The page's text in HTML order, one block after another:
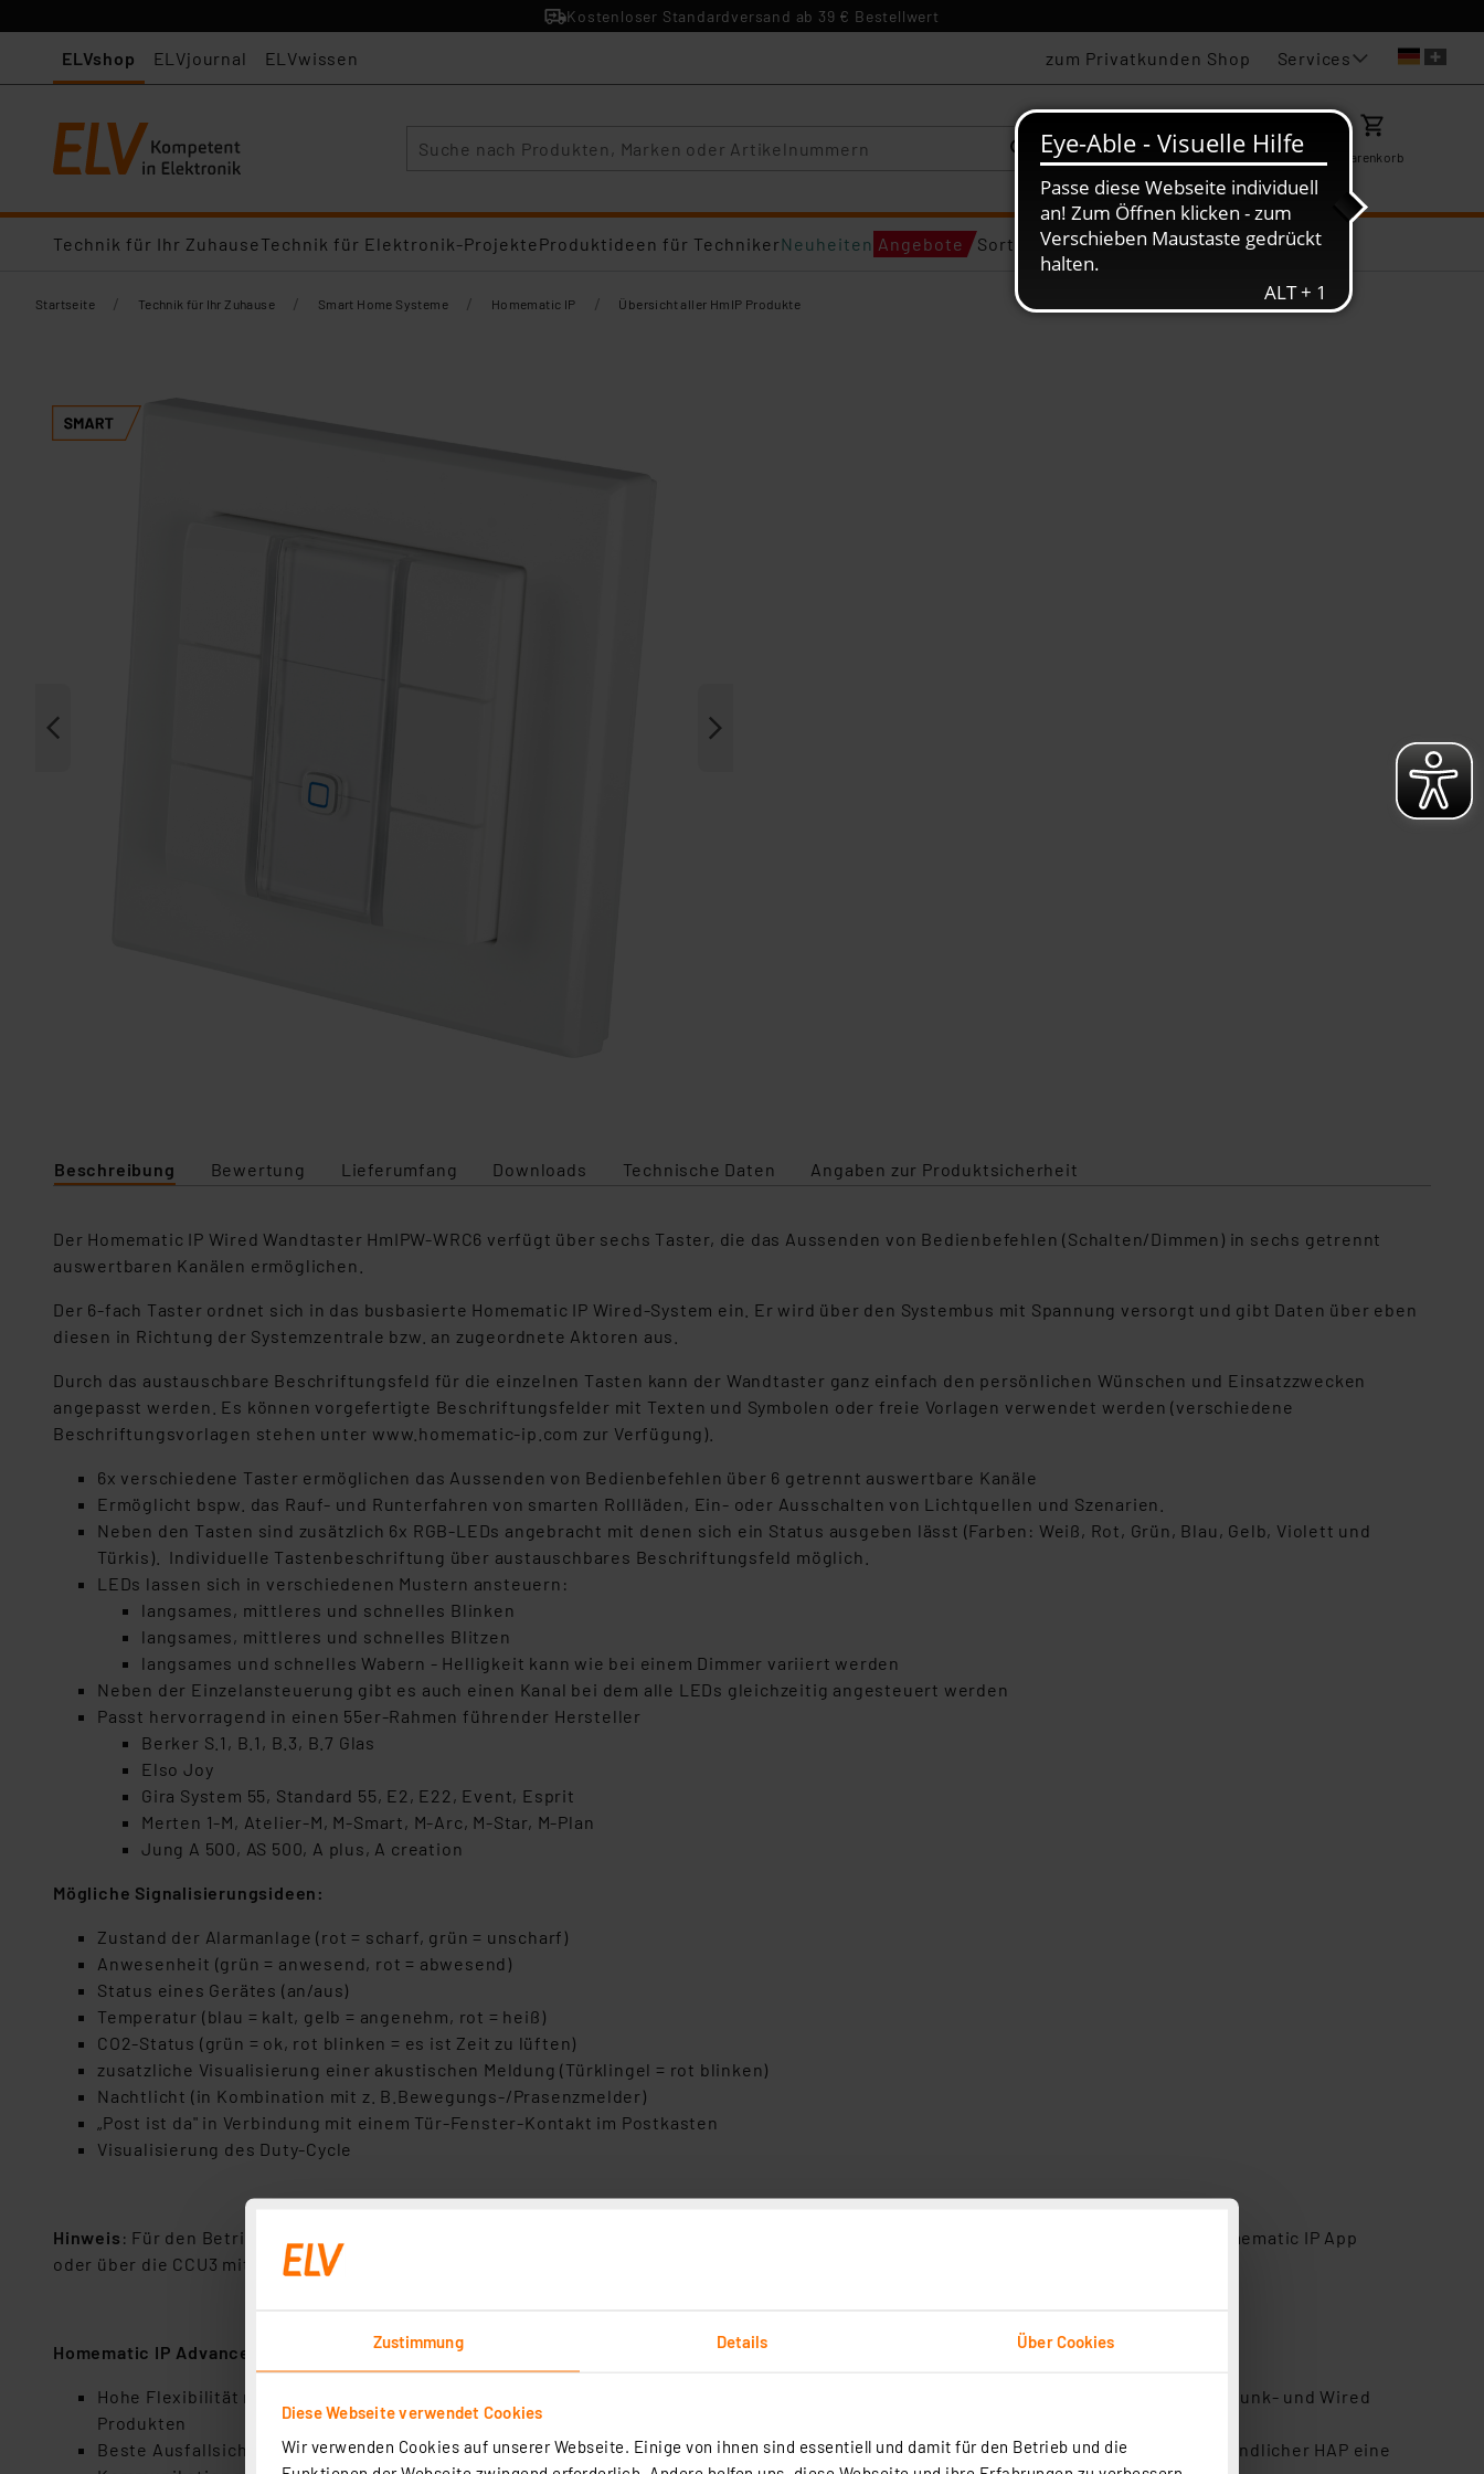
Zustimmung Details Über Cookies
Diese Webseite verwendet Cookies
Wir verwenden Cookies auf unserer Webseite. Einige von ihnen sind essentiell und damit für den Betrieb und die
Kostenloser Standardversand ab 39 € Bestellwert
ELVshop ELVjournal ELVwissen zum Privatkunden Shop Services
KarriereMein ELV Merkzettel Warenkorb
Technik für Ihr ZuhauseTechnik für Elektronik-ProjekteProduktideen für TechnikerNeuheiten Angebote Sortiments-Deals
Startseite / Technik für Ihr Zuhause / Smart Home Systeme / Homematic IP / Übersicht aller HmIP Produkte
Beschreibung Bewertung Lieferumfang Downloads Technische Daten Angaben zur Produktsicherheit
Der Homematic IP Wired Wandtaster HmIPW-WRC6 verfügt über sechs Taster, die das Aussenden von Bedienbefehlen (Schalten/Dimmen) in sechs getrennt
auswertbaren Kanälen ermöglichen.
Der 6-fach Taster ordnet sich in das busbasierte Homematic IP Wired-System ein. Er wird über den Systembus mit Spannung versorgt und gibt Daten über eben
diesen in Richtung der Systemzentrale bzw. an zugeordnete Aktoren aus.
Durch das austauschbare Beschriftungsfeld für die einzelnen Tasten kann der Wandtaster ganz einfach den persönlichen Wünschen und Einsatzzwecken
angepasst werden. Es können vorgefertigte Beschriftungsfelder mit Texten und Symbolen oder freie Vorlagen verwendet werden (verschiedene
Beschriftungsvorlagen stehen unter www.homematic-ip.com zur Verfügung).
6x verschiedene Taster ermöglichen das Aussenden von Bedienbefehlen über 6 getrennt auswertbare Kanäle
Ermöglicht bspw. das Rauf- und Runterfahren von smarten Rollläden, Ein- oder Ausschalten von Lichtquellen und Szenarien.
Neben den Tasten sind zusätzlich 6x RGB-LEDs angebracht mit denen sich ein Status ausgeben lässt (Farben: Weiß, Rot, Grün, Blau, Gelb, Violett und
Türkis). Individuelle Tastenbeschriftung über austauschbares Beschriftungsfeld möglich.
LEDs lassen sich in verschiedenen Mustern ansteuern:
langsames, mittleres und schnelles Blinken
langsames, mittleres und schnelles Blitzen
langsames und schnelles Wabern - Helligkeit kann wie bei einem Dimmer variiert werden
Neben der Einzelansteuerung gibt es auch einen Kanal bei dem alle LEDs gleichzeitig angesteuert werden
Passt hervorragend in einen 55er-Rahmen führender Hersteller
Berker S.1, B.1, B.3, B.7 Glas
Elso Joy
Gira System 55, Standard 55, E2, E22, Event, Esprit
Merten 1-M, Atelier-M, M-Smart, M-Arc, M-Star, M-Plan
Jung A 500, AS 500, A plus, A creation
Mögliche Signalisierungsideen:
Zustand der Alarmanlage (rot = scharf, grün = unscharf)
Anwesenheit (grün = anwesend, rot = abwesend)
Status eines Gerätes (an/aus)
Temperatur (blau = kalt, gelb = angenehm, rot = heiß)
CO2-Status (grün = ok, rot blinken = es ist Zeit zu lüften)
zusatzliche Visualisierung einer akustischen Meldung (Türklingel = rot blinken)
Nachtlicht (in Kombination mit z. B.Bewegungs-/Prasenzmelder)
„Post ist da" in Verbindung mit einem Tür-Fenster-Kontakt im Postkasten
Visualisierung des Duty-Cycle
Hinweis : Für den Betrieb ist ein Homematic IP Wired Access Point notwendig. Eine Steuerung per Smartphone-App lässt sich über die Homematic IP App
oder über die CCU3 mit verschiedenen Apps unser Partner realisieren.
Homematic IP Advanced Routing
Hohe Flexibilität mit der Homematic IP Cloud und App (weiterhin auch über CCU3) durch die nahtlose Kombination von Homematic IP Funk- und Wired
Produkten
Beste Ausfallsicherheit: Beim Ausfall eines Homematic IP Access Points (HAP) übernimmt automatisch ein anderer in Reichweite befindlicher HAP eine